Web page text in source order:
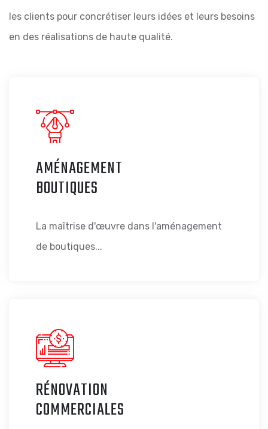
les clients pour concrétiser leurs idées et leurs besoins
en des réalisations de haute qualité.
AMÉNAGEMENT
BOUTIQUES
La maîtrise d'œuvre dans l'aménagement
de boutiques...
RÉNOVATION
COMMERCIALES